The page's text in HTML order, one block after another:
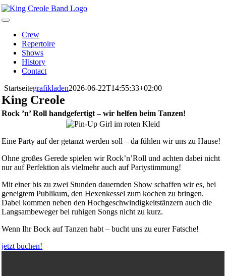
Skip
to
Toggle
Navigation
Crew
Repertoire
Shows
History
Contact
Startseitegrafikladen2026-06-22T14:55:33+02:00
King Creole
Rock ’n’ Roll handgefertigt – wir helfen beim Tanzen!
Eine Party auf der getanzt werden soll – da fühlen wir uns zu Hause!
Ohne großes Gerede spielen wir Rock’n’Roll und achten dabei nicht
nur auf Perfektion als vielmehr auch auf Partystimmung!
Mit einer bis zu zwei Stunden dauernden Show schaffen wir es, bei
geneigtem Publikum, den Hexenkessel zum kochen zu bringen.
Dabei kommen neben den Hochgeschwindigkeitstänzern auch die
Langsambeweger bei ruhigen Songs nicht zu kurz.
Wenn Ihr Bock auf Tanzen habt – bucht uns zu eurer Fatsche!
jetzt buchen!